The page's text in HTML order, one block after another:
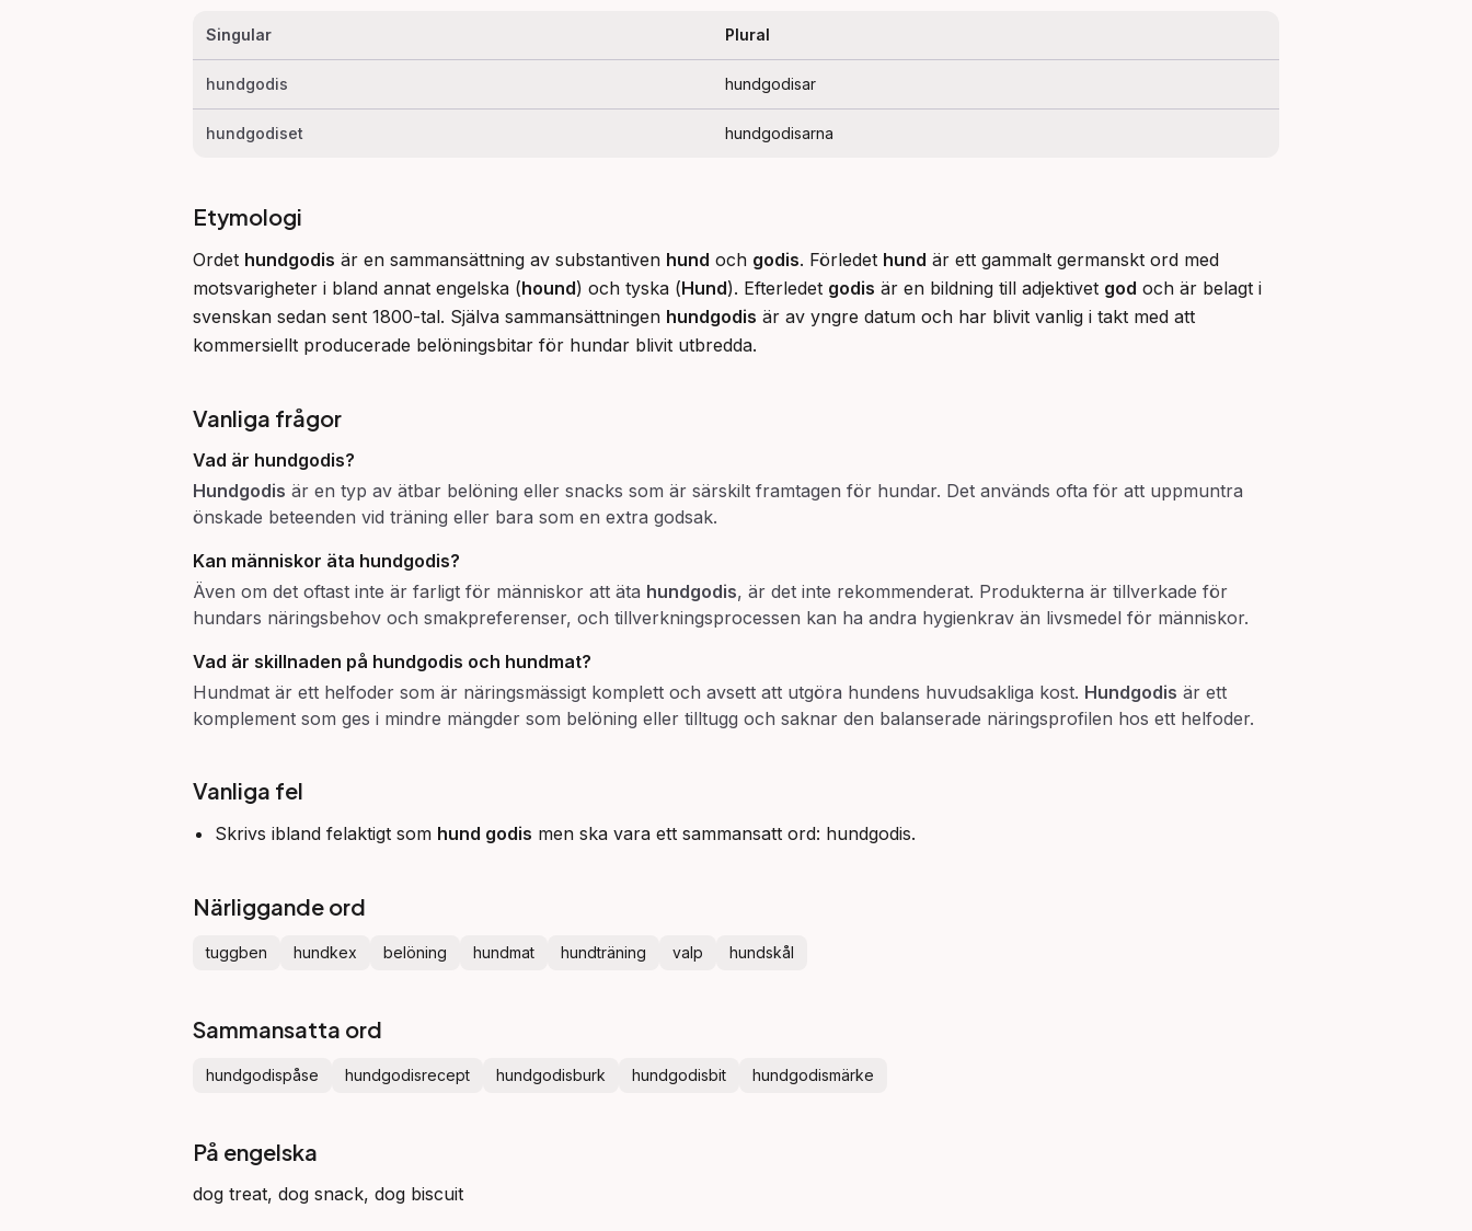
Singular Plural
hundgodis hundgodisar
hundgodiset hundgodisarna
Etymologi
Ordet hundgodis är en sammansättning av substantiven hund och godis. Förledet hund är ett gammalt germanskt ord med
motsvarigheter i bland annat engelska (hound) och tyska (Hund). Efterledet godis är en bildning till adjektivet god och är belagt i
svenskan sedan sent 1800-tal. Själva sammansättningen hundgodis är av yngre datum och har blivit vanlig i takt med att
kommersiellt producerade belöningsbitar för hundar blivit utbredda.
Vanliga frågor
Vad är hundgodis?
Hundgodis är en typ av ätbar belöning eller snacks som är särskilt framtagen för hundar. Det används ofta för att uppmuntra
önskade beteenden vid träning eller bara som en extra godsak.
Kan människor äta hundgodis?
Även om det oftast inte är farligt för människor att äta hundgodis, är det inte rekommenderat. Produkterna är tillverkade för
hundars näringsbehov och smakpreferenser, och tillverkningsprocessen kan ha andra hygienkrav än livsmedel för människor.
Vad är skillnaden på hundgodis och hundmat?
Hundmat är ett helfoder som är näringsmässigt komplett och avsett att utgöra hundens huvudsakliga kost. Hundgodis är ett
komplement som ges i mindre mängder som belöning eller tilltugg och saknar den balanserade näringsprofilen hos ett helfoder.
Vanliga fel
Skrivs ibland felaktigt som hund godis men ska vara ett sammansatt ord: hundgodis.
Närliggande ord
tuggben hundkex belöning hundmat hundträning valp hundskål
Sammansatta ord
hundgodispåse hundgodisrecept hundgodisburk hundgodisbit hundgodismärke
På engelska
dog treat, dog snack, dog biscuit